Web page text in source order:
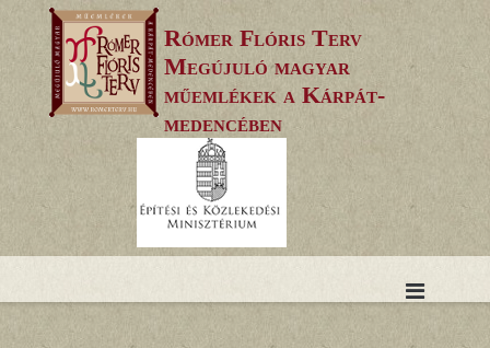
to
content
Rómer Flóris Terv
Megújuló magyar
műemlékek a Kárpát-
medencében